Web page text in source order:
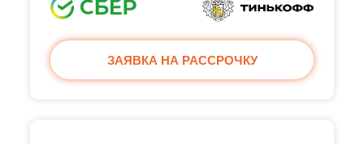
ЗАЯВКА НА РАССРОЧКУ